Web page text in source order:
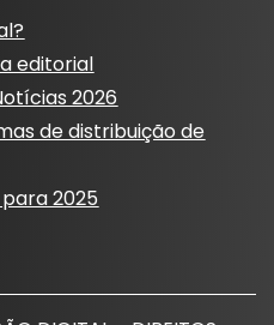
editorial
2026
de distribuição de
2025